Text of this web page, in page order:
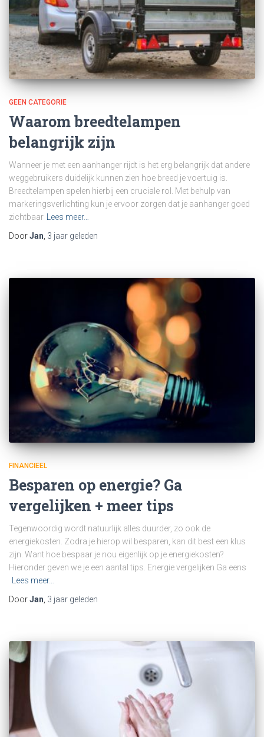
GEEN CATEGORIE
Waarom breedtelampen
belangrijk zijn
Wanneer je met een aanhanger rijdt is het erg belangrijk dat andere
weggebruikers duidelijk kunnen zien hoe breed je voertuig is.
Breedtelampen spelen hierbij een cruciale rol. Met behulp van
markeringsverlichting kun je ervoor zorgen dat je aanhanger goed
zichtbaar
Lees meer…
DoorJan 3 jaar geleden
FINANCIEEL
Besparen op energie? Ga
vergelijken + meer tips
Tegenwoordig wordt natuurlijk alles duurder, zo ook de
energiekosten. Zodra je hierop wil besparen, kan dit best een klus
zijn. Want hoe bespaar je nou eigenlijk op je energiekosten?
Hieronder geven we je een aantal tips. Energie vergelijken Ga eens
Lees meer…
DoorJan 3 jaar geleden